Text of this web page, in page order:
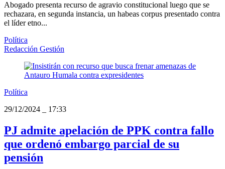
Abogado presenta recurso de agravio constitucional luego que se
rechazara, en segunda instancia, un habeas corpus presentado contra
el líder etno...
Política
Redacción Gestión
Política
29/12/2024
17:33
PJ admite apelación de PPK contra fallo
que ordenó embargo parcial de su
pensión